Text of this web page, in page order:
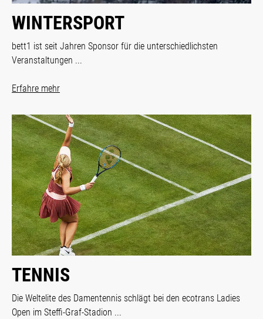
WINTERSPORT
bett1 ist seit Jahren Sponsor für die unterschiedlichsten
Veranstaltungen ...
Erfahre mehr
TENNIS
Die Weltelite des Damentennis schlägt bei den ecotrans Ladies
Open im Steffi-Graf-Stadion ...